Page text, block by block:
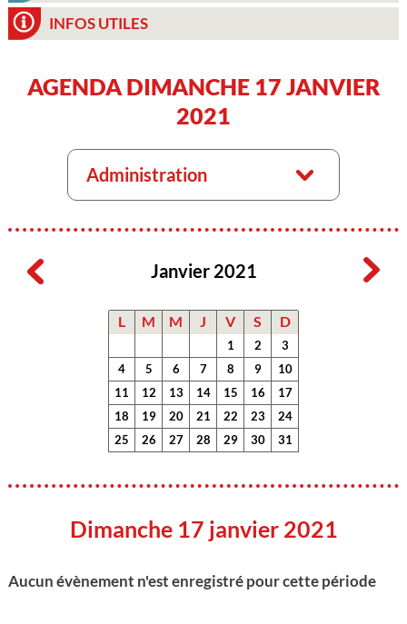
INFOS UTILES
AGENDA DIMANCHE 17 JANVIER
2021
Administration
Janvier 2021
L M M J V S D
1 2
3
4
5 6 7 8 9
10
11
12 13 14 15 16
17
18
19 20 21 22 23
24
25
26 27 28 29 30 31
Dimanche 17 janvier 2021
Aucun évènement n'est enregistré pour cette période